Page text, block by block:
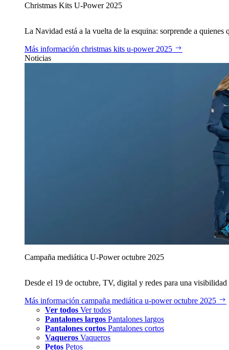
Christmas Kits U‑Power 2025
La Navidad está a la vuelta de la esquina: sorprende a
Más información christmas kits u‑power 2025
Noticias
Campaña mediática U‑Power octubre 2025
Desde el 19 de octubre, TV, digital y redes para una
Más información campaña mediática u‑power octubre 2025
Ver todos Ver todos
Pantalones largos Pantalones largos
Pantalones cortos Pantalones cortos
Vaqueros Vaqueros
Petos Petos